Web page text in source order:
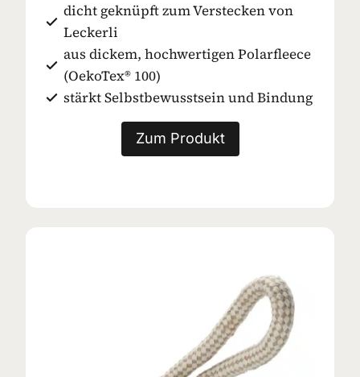
dicht geknüpft zum Verstecken von
Leckerli
aus dickem, hochwertigen Polarfleece
(OekoTex® 100)
stärkt Selbstbewusstsein und Bindung
Zum Produkt